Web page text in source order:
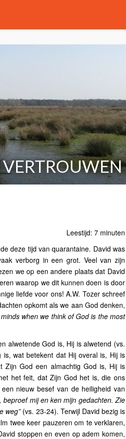
Leestijd: 7 minuten
deze tijd van quarantaine. David was
verborg in een grot. Veel van zijn
we op een andere plaats dat David
waarop we dit kunnen doen is door
liefde voor ons! A.W. Tozer schreef
opkomt als we aan God denken,
when we think of God is the most
alwetende God is, Hij is alwetend (vs.
wat betekent dat Hij overal is, Hij is
Zijn God een almachtig God is, Hij is
het feit, dat Zijn God het is, die ons
nieuw besef van de heiligheid van
mij en ken mijn gedachten. Zie
weg”(vs. 23-24). Terwijl David bezig is
twee keer pauzeren om te verklaren,
stoppen en even op adem komen,